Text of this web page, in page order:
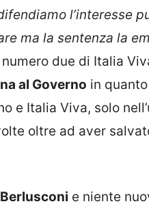
l’interesse
ma la sentenza la
numero due di Italia
al Governo in
e Italia Viva, solo
oltre ad aver
e niente